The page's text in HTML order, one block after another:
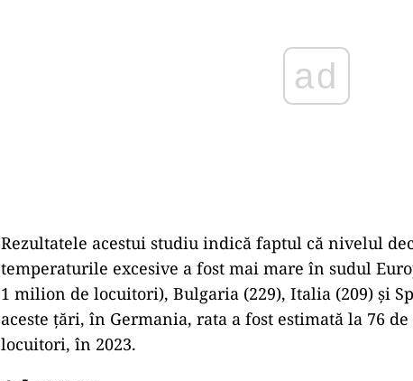
Rezultatele acestui studiu indică faptul că nivelul
temperaturile excesive a fost mai mare în sudul
1 milion de locuitori), Bulgaria (229), Italia (209) şi
aceste țări, în Germania, rata a fost estimată la 76
locuitori, în 2023.